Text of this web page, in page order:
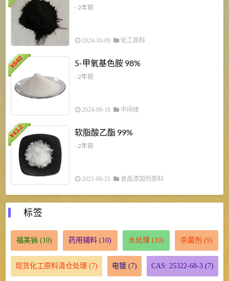
- 2年前
2024-10-09 化工原料
¥
840 5-甲氧基色胺 98%
- 2年前
2024-09-18 中间体
¥
43.2 软脂酸乙酯 99%
- 2年前
2021-06-21 食品添加剂原料
标签
福美钠 (10) 药用辅料 (10) 水处理 (10) 杀菌剂 (9)
现货化工原料清仓处理 (7) 电镀 (7) CAS: 25322-68-3 (7)